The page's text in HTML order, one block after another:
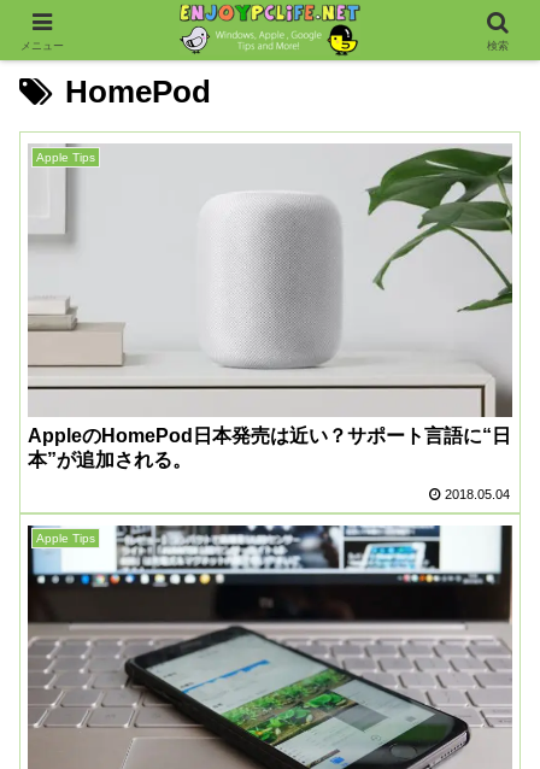
HomePod
Apple Tips
AppleのHomePod日本発売は近い？サポート言語に“日
本”が追加される。
2018.05.04
Apple Tips
メニュー 検索